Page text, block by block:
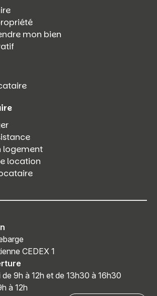
mon bien
logement
location
CEDEX 1
de 9h à 12h et de 13h30 à 16h30
à 12h